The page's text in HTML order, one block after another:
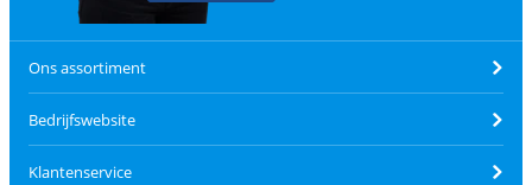
Ons assortiment
Bedrijfswebsite
Klantenservice